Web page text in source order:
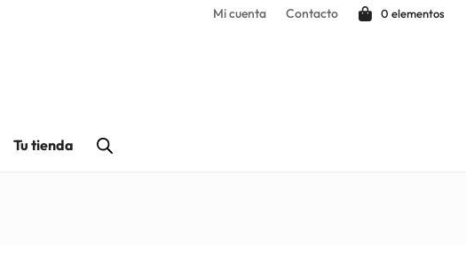
Mi cuenta Contacto 0 elementos
Tu tienda